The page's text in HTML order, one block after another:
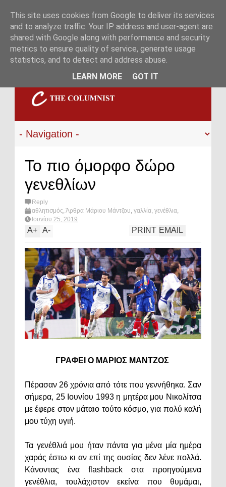
Το πιο όμορφο δώρο
γενεθλίων
Reply
αθλητισμός,Άρθρα Μάριου Μάντζου, γαλλία, γενέθλια,
Εθνική, Ελλάδα ,
What's hot?
Ιουνίου 25, 2019
A+ A- EMAIL
PRINT
ΓΡΑΦΕΙ Ο ΜΑΡΙΟΣ ΜΑΝΤΖΟΣ
Πέρασαν 26 χρόνια από τότε που γεννήθηκα. Σαν
σήμερα, 25 Ιουνίου 1993 η μητέρα μου Νικολίτσα
με έφερε στον μάταιο τούτο κόσμο, για πολύ καλή
μου τύχη υγιή.
Τα γενέθλιά μου ήταν πάντα για μένα μία ημέρα
χαράς έστω κι αν επί της ουσίας δεν λένε πολλά.
Κάνοντας ένα flashback στα προηγούμενα
γενέθλια, τουλάχιστον εκείνα που θυμάμαι,
This site uses cookies from Google to deliver its services
and to analyze traffic. Your IP address and user-agent are
shared with Google along with performance and security
metrics to ensure quality of service, generate usage
statistics, and to detect and address abuse.
LEARN MORE
GOT IT